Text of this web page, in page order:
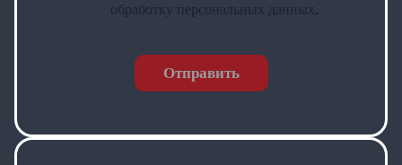
обработку персональных данных.
Отправить